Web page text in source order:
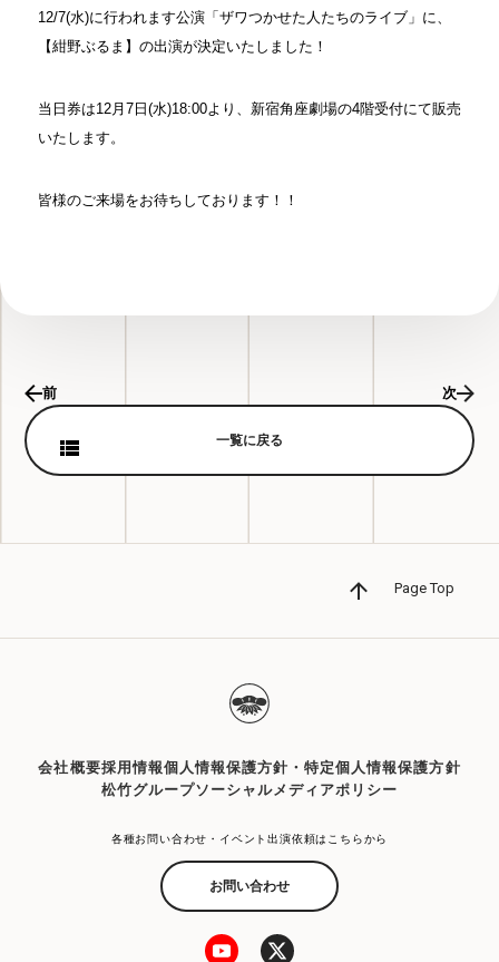
12/7(水)に行われます公演「ザワつかせた人たちのライブ」に、
【紺野ぶるま】の出演が決定いたしました！
当日券は12月7日(水)18:00より、新宿角座劇場の4階受付にて販売
いたします。
皆様のご来場をお待ちしております！！
前 次
一覧に戻る
Page Top
会社概要採用情報個人情報保護方針・特定個人情報保護方針
松竹グループソーシャルメディアポリシー
各種お問い合わせ・イベント出演依頼はこちらから
お問い合わせ